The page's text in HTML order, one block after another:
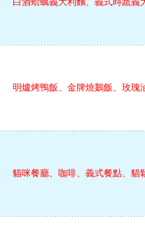
明爐烤鴨飯、金牌燒鵝飯、玫瑰
貓咪餐廳、咖啡、義式餐點、貓